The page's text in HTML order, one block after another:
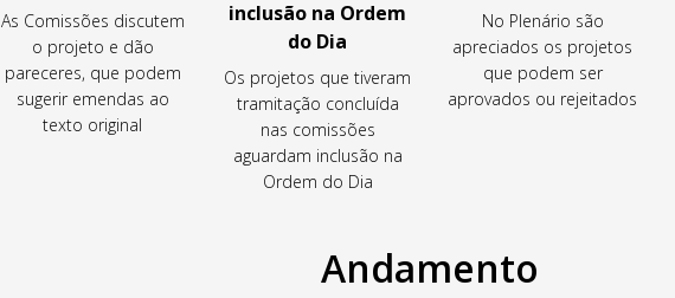
As Comissões discutem
o projeto e dão
pareceres, que podem
sugerir emendas ao
texto original
inclusão na Ordem
do Dia
Os projetos que tiveram
tramitação concluída
nas comissões
aguardam inclusão na
Ordem do Dia
No Plenário são
apreciados os projetos
que podem ser
aprovados ou rejeitados
Andamento